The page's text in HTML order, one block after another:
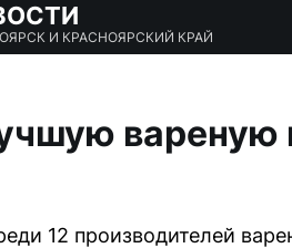
И КРАСНОЯРСКИЙ КРАЙ
вареную
12 производителей